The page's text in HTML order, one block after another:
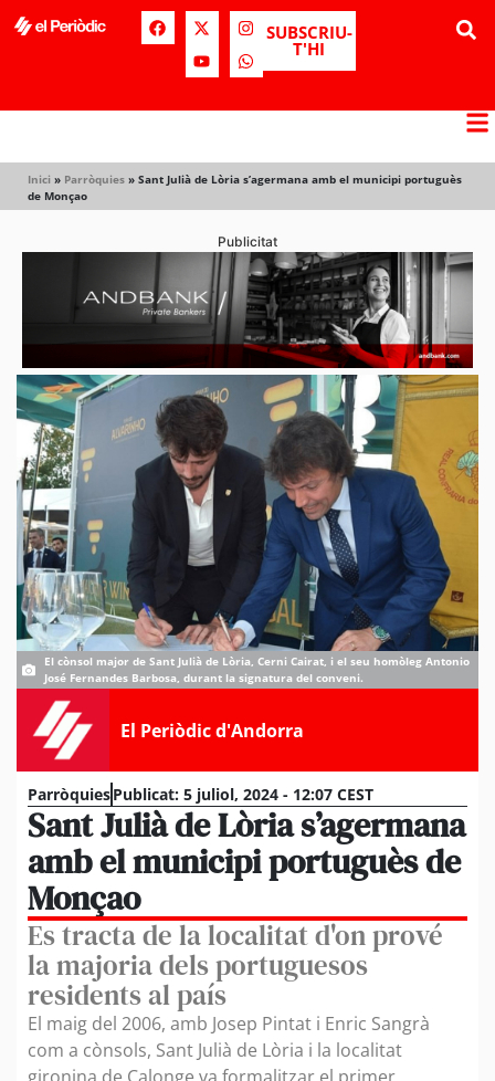
SUBSCRIU-
T'HI
Inici » Parròquies » Sant Julià de Lòria s’agermana amb el municipi portuguès
de Monçao
Publicitat
El cònsol major de Sant Julià de Lòria, Cerni Cairat, i el seu homòleg Antonio
José Fernandes Barbosa, durant la signatura del conveni.
El Periòdic d'Andorra
ParròquiesPublicat: 5 juliol, 2024 - 12:07 CEST
Sant Julià de Lòria s’agermana
amb el municipi portuguès de
Monçao
Es tracta de la localitat d'on prové
la majoria dels portuguesos
residents al país
El maig del 2006, amb Josep Pintat i Enric Sangrà
com a cònsols, Sant Julià de Lòria i la localitat